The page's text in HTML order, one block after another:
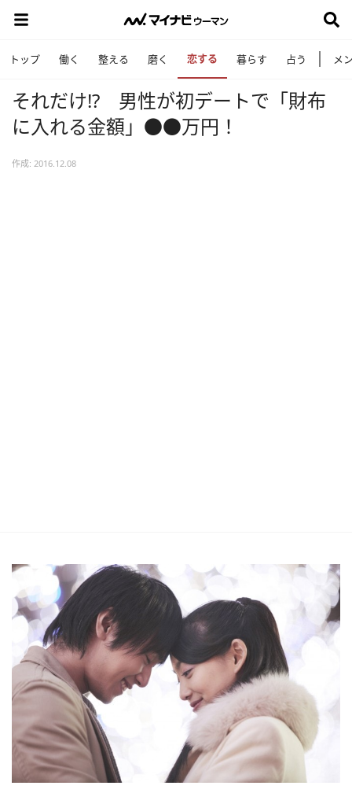
トップ 働く 整える 磨く 恋する 暮らす 占う メ
それだけ!? 男性が初デートで「財布
に入れる金額」●●万円！
作成: 2016.12.08